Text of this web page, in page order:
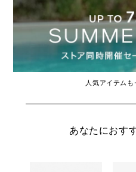
人気アイテム
あなたにおす